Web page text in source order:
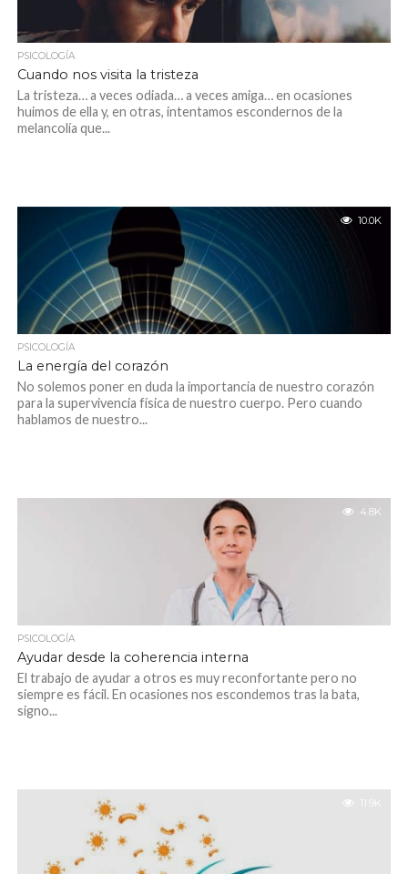
PSICOLOGÍA
Cuando nos visita la tristeza
La tristeza… a veces odiada… a veces amiga… en ocasiones
huimos de ella y, en otras, intentamos escondernos de la
melancolía que...
10.0K
PSICOLOGÍA
La energía del corazón
No solemos poner en duda la importancia de nuestro corazón
para la supervivencia física de nuestro cuerpo. Pero cuando
hablamos de nuestro...
4.8K
PSICOLOGÍA
Ayudar desde la coherencia interna
El trabajo de ayudar a otros es muy reconfortante pero no
siempre es fácil. En ocasiones nos escondemos tras la bata,
signo...
11.9K